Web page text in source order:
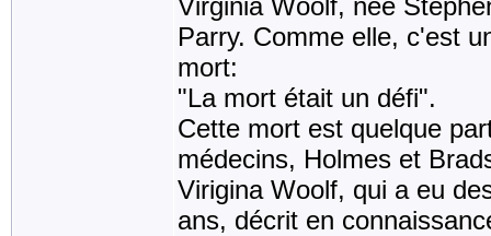
Virginia Woolf, née
Parry. Comme elle, c'est
mort:
"La mort était un défi".
Cette mort est quelque
médecins, Holmes et
Virigina Woolf, qui a eu
ans, décrit en